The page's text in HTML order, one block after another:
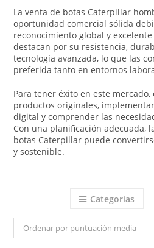
La venta de botas Caterpillar
oportunidad comercial sólida
reconocimiento global y
destacan por su resistencia,
tecnología avanzada, lo que las
preferida tanto en entornos
Para tener éxito en este
productos originales,
digital y comprender las
Con una planificación adecuada,
botas Caterpillar puede
y sostenible.
Categorias
Ordenar por puntuación media